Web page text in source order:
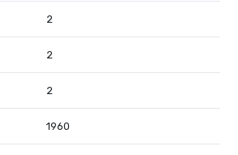
2
2
2
1960